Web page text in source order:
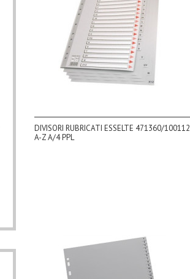
DIVISORI RUBRICATI ESSELTE 471360/100112
A-Z A/4 PPL